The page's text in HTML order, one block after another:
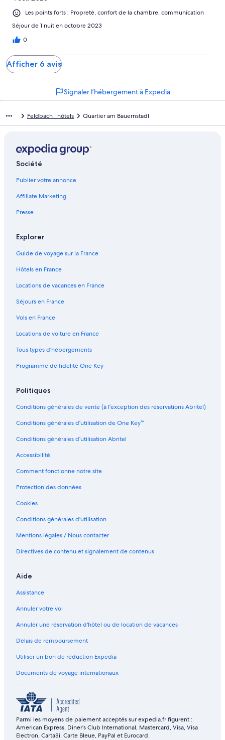
Les points forts : Propreté, confort de la chambre, communication
Séjour de 1 nuit en octobre 2023
0
Afficher 6 avis
Signaler l’hébergement à Expedia
Feldbach : hôtels Quartier am Bauernstadl
Société
Publier votre annonce
Affiliate Marketing
Presse
Explorer
Guide de voyage sur la France
Hôtels en France
Locations de vacances en France
Séjours en France
Vols en France
Locations de voiture en France
Tous types d'hébergements
Programme de fidélité One Key
Politiques
Conditions générales de vente (à l’exception des réservations Abritel)
Conditions générales d’utilisation de One Key™
Conditions générales d’utilisation Abritel
Accessibilité
Comment fonctionne notre site
Protection des données
Cookies
Conditions générales d'utilisation
Mentions légales / Nous contacter
Directives de contenu et signalement de contenus
Aide
Assistance
Annuler votre vol
Annuler une réservation d'hôtel ou de location de vacances
Délais de remboursement
Utiliser un bon de réduction Expedia
Documents de voyage internationaux
Parmi les moyens de paiement acceptés sur expedia.fr figurent :
American Express, Diner’s Club International, Mastercard, Visa, Visa
Electron, CartaSi, Carte Bleue, PayPal et Eurocard.